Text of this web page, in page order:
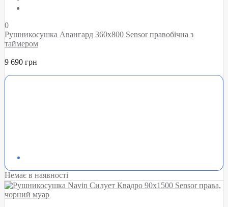
0
Рушникосушка Авангард 360х800 Sensor правобічна з
таймером
9 690 грн
Немає в наявності